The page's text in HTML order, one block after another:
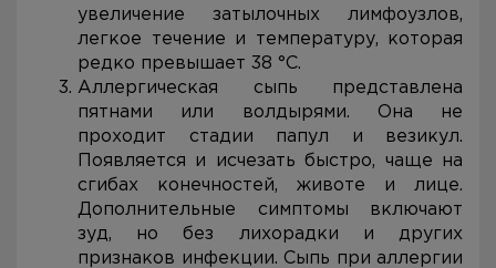
увеличение затылочных лимфоузлов,
легкое течение и температуру, которая
редко превышает 38 °C.
Аллергическая сыпь представлена
пятнами или волдырями. Она не
проходит стадии папул и везикул.
Появляется и исчезать быстро, чаще на
сгибах конечностей, животе и лице.
Дополнительные симптомы включают
зуд, но без лихорадки и других
признаков инфекции. Сыпь при аллергии